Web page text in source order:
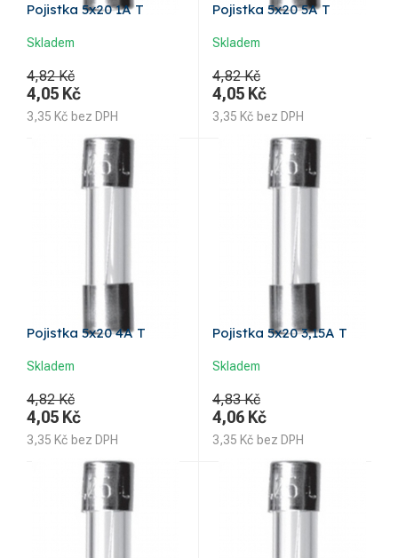
Pojistka 5x20 1A T
Skladem
4,82 Kč
4,05 Kč
3,35 Kč bez DPH
Pojistka 5x20 5A T
Skladem
4,82 Kč
4,05 Kč
3,35 Kč bez DPH
Pojistka 5x20 4A T
Skladem
4,82 Kč
4,05 Kč
3,35 Kč bez DPH
Pojistka 5x20 3,15A T
Skladem
4,83 Kč
4,06 Kč
3,35 Kč bez DPH